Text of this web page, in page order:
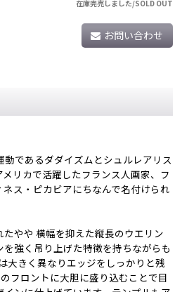
在庫完売しました/SOLD OUT
お問い合わせ
であるダダイズムとシュルレアリス
リカで活躍したフランス人画家、フ
ス・ピカビアにちなんで名付けられ
やや 横幅を抑えた縦長のウエリン
強く吊り上げた特徴を持ちながらも
大きく異なりエッジをしっかりと残
フロントに大胆に盛り込むことで目